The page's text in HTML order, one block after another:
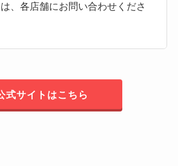
、各店舗にお問い合わせくださ
式サイトはこちら